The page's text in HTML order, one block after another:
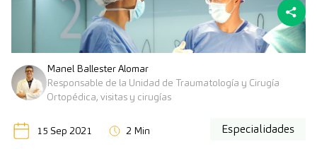
Manel Ballester Alomar
Responsable de la Unidad de Traumatología y Cirugía
Ortopédica, visitas y cirugías
15 Sep 2021 2 Min Especialidades